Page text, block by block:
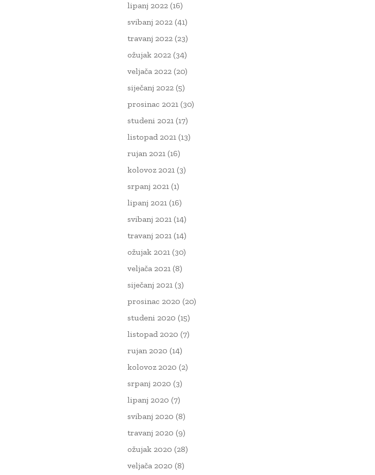
lipanj 2022 (16)
svibanj 2022 (41)
travanj 2022 (23)
ožujak 2022 (34)
veljača 2022 (20)
siječanj 2022 (5)
prosinac 2021 (30)
studeni 2021 (17)
listopad 2021 (13)
rujan 2021 (16)
kolovoz 2021 (3)
srpanj 2021 (1)
lipanj 2021 (16)
svibanj 2021 (14)
travanj 2021 (14)
ožujak 2021 (30)
veljača 2021 (8)
siječanj 2021 (3)
prosinac 2020 (20)
studeni 2020 (15)
listopad 2020 (7)
rujan 2020 (14)
kolovoz 2020 (2)
srpanj 2020 (3)
lipanj 2020 (7)
svibanj 2020 (8)
travanj 2020 (9)
ožujak 2020 (28)
veljača 2020 (8)